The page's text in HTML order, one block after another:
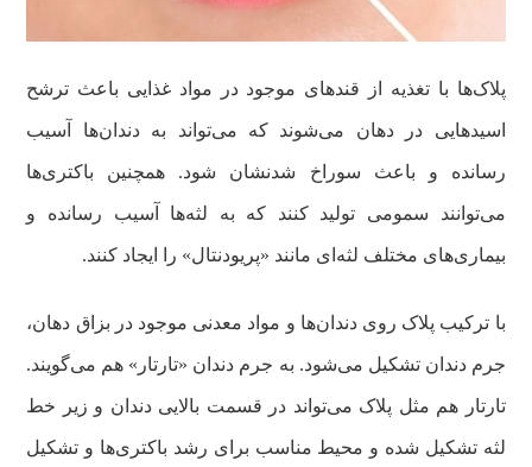
پلاک‌ها با تغذیه از قندهای موجود در مواد غذایی باعث ترشح
اسیدهایی در دهان می‌شوند که می‌تواند به دندان‌ها آسیب
رسانده و باعث سوراخ شدنشان شود. همچنین باکتری‌ها
می‌توانند سمومی تولید کنند که به لثه‌ها آسیب رسانده و
بیماری‌های مختلف لثه‌ای مانند «پریودنتال» را ایجاد کنند.
با ترکیب پلاک روی دندان‌ها و مواد معدنی موجود در بزاق دهان،
جرم دندان تشکیل می‌شود. به جرم دندان «تارتار» هم می‌گویند.
تارتار هم مثل پلاک می‌تواند در قسمت بالایی دندان و زیر خط
لثه تشکیل شده و محیط مناسب برای رشد باکتری‌ها و تشکیل